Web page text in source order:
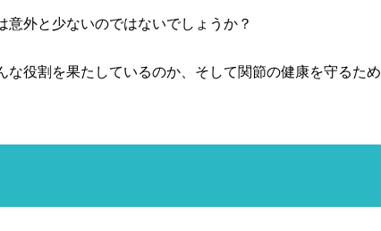
意外と少ないのではないでしょうか？
役割を果たしているのか、そして関節の健康を守るため